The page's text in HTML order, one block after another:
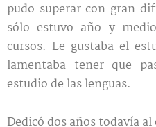
pudo superar con gran
sólo estuvo año y
cursos. Le gustaba el
lamentaba tener que
estudio de las lenguas.
Dedicó dos años todavía